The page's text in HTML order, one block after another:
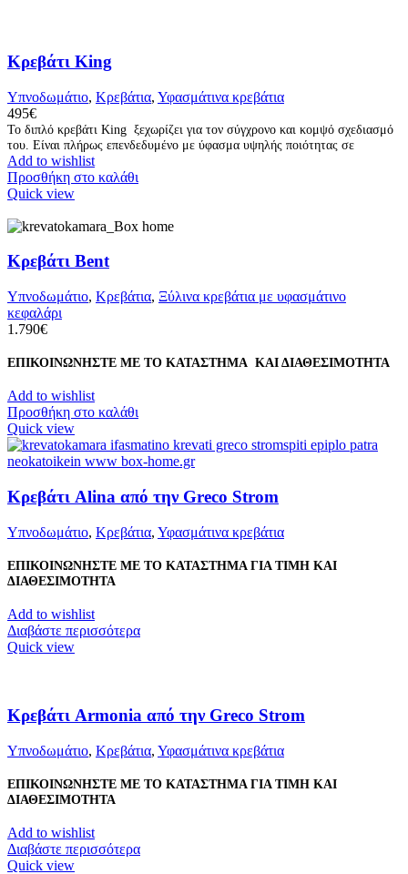
Κρεβάτι King
Υπνοδωμάτιο, Κρεβάτια, Υφασμάτινα κρεβάτια
495€
Το διπλό κρεβάτι King ξεχωρίζει για τον σύγχρονο και κομψό σχεδιασμό
του. Είναι πλήρως επενδεδυμένο με ύφασμα υψηλής ποιότητας σε
Add to wishlist
Προσθήκη στο καλάθι
Quick view
Κρεβάτι Bent
Υπνοδωμάτιο, Κρεβάτια, Ξύλινα κρεβάτια με υφασμάτινο
κεφαλάρι
1.790€
ΕΠΙΚΟΙΝΩΝΗΣΤΕ ΜΕ ΤΟ ΚΑΤΑΣΤΗΜΑ ΚΑΙ ΔΙΑΘΕΣΙΜΟΤΗΤΑ
Add to wishlist
Προσθήκη στο καλάθι
Quick view
Κρεβάτι Alina από την Greco Strom
Υπνοδωμάτιο, Κρεβάτια, Υφασμάτινα κρεβάτια
ΕΠΙΚΟΙΝΩΝΗΣΤΕ ΜΕ ΤΟ ΚΑΤΑΣΤΗΜΑ ΓΙΑ ΤΙΜΗ ΚΑΙ
ΔΙΑΘΕΣΙΜΟΤΗΤΑ
Add to wishlist
Διαβάστε περισσότερα
Quick view
Κρεβάτι Armonia από την Greco Strom
Υπνοδωμάτιο, Κρεβάτια, Υφασμάτινα κρεβάτια
ΕΠΙΚΟΙΝΩΝΗΣΤΕ ΜΕ ΤΟ ΚΑΤΑΣΤΗΜΑ ΓΙΑ ΤΙΜΗ ΚΑΙ
ΔΙΑΘΕΣΙΜΟΤΗΤΑ
Add to wishlist
Διαβάστε περισσότερα
Quick view